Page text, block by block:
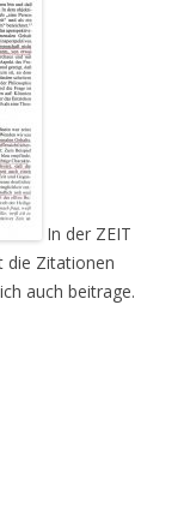
In der ZEIT
die Zitationen
auch beitrage.